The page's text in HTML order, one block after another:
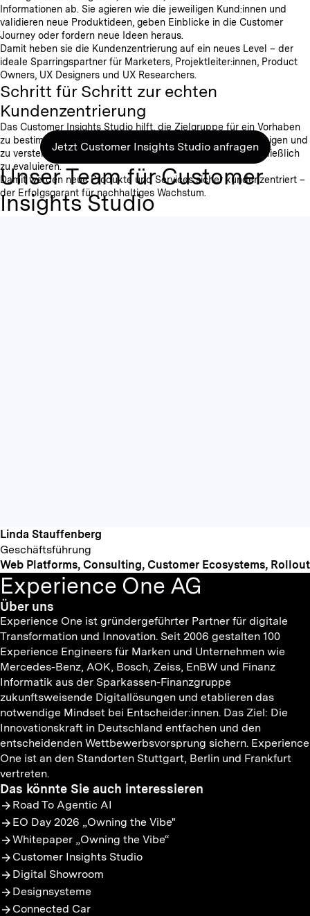
Informationen ab. Sie agieren wie die jeweiligen Kund:innen und
validieren neue Produktideen, geben Einblicke in die Customer
Journey oder fordern neue Ideen heraus.
Damit heben sie die Kundenzentrierung auf ein neues Level – der
ideale Sparringspartner für Marketers, Projektleiter:innen, Product
Owners, UX Designers und UX Researchers.
Schritt für Schritt zur echten
Kundenzentrierung
Das Customer Insights Studio hilft, die Zielgruppe für ein Vorhaben
zu bestimmen, deren Probleme und Anforderungen aufzuzeigen und
zu verstehen, passende Ideen auszuarbeiten und diese schließlich
zu evaluieren.
Damit werden neue Produkte und Services sicher kundenzentriert –
der Erfolgsgarant für nachhaltiges Wachstum.
Jetzt Customer Insights Studio anfragen
Unser Team für Customer
Insights Studio
Linda Stauffenberg
Geschäftsführung
Web Platforms, Consulting, Customer Ecosystems, Rollout
Experience One AG
Über uns
Experience One ist gründergeführter Partner für digitale
Transformation und Innovation. Seit 2006 gestalten 100
Experience Engineers für Marken und Unternehmen wie
Mercedes-Benz, AOK, Bosch, Zeiss, EnBW und Finanz
Informatik aus der Sparkassen-Finanzgruppe
zukunftsweisende Digitallösungen und etablieren das
notwendige Mindset bei Entscheider:innen. Das Ziel: Die
Innovationskraft in Deutschland entfachen und den
entscheidenden Wettbewerbsvorsprung sichern. Experience
One ist an den Standorten Stuttgart, Berlin und Frankfurt
vertreten.
Das könnte Sie auch interessieren
Road To Agentic AI
EO Day 2026 „Owning the Vibe"
Whitepaper „Owning the Vibe“
Customer Insights Studio
Digital Showroom
Designsysteme
Connected Car